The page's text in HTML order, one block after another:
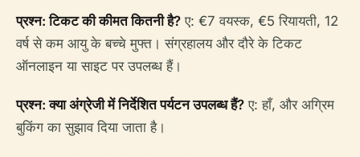
प्रश्न: टिकट की कीमत कितनी है? ए: €7 वयस्क, €5 रियायती, 12
वर्ष से कम आयु के बच्चे मुफ्त। संग्रहालय और दौरे के टिकट
ऑनलाइन या साइट पर उपलब्ध हैं।
प्रश्न: क्या अंग्रेजी में निर्देशित पर्यटन उपलब्ध हैं? ए: हाँ, और अग्रिम
बुकिंग का सुझाव दिया जाता है।